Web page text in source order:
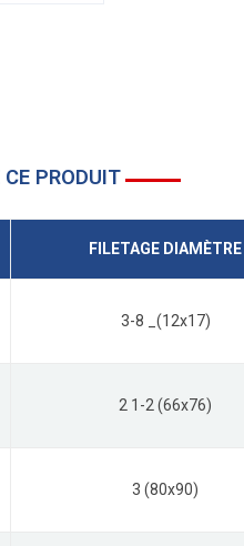
PRODUIT
FILETAGE DIAMÈTRE
3-8 _(12x17)
2 1-2 (66x76)
3 (80x90)